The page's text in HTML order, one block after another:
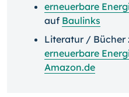
erneuerbare
auf Baulinks
Literatur / Bücher
erneuerbare
Amazon.de